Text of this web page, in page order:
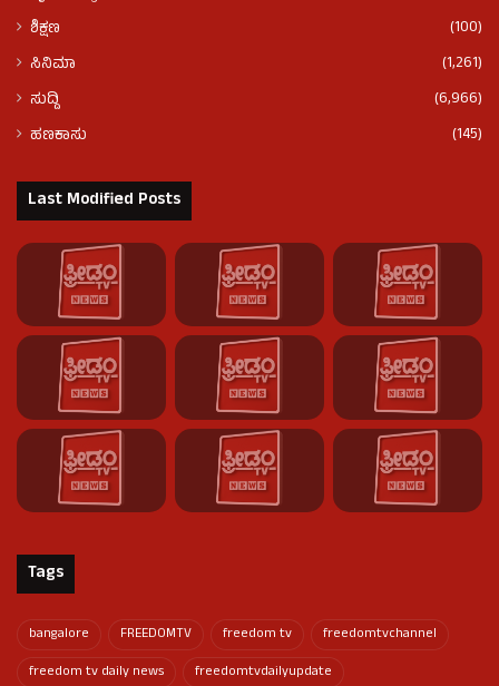
ಶಿಕ್ಷಣ
(100)
ಸಿನಿಮಾ
(1,261)
ಸುದ್ದಿ
(6,966)
ಹಣಕಾಸು
(145)
Last Modified Posts
Tags
bangalore FREEDOMTV freedom tv
freedomtvchannel
freedom tv daily news
freedomtvdailyupdate